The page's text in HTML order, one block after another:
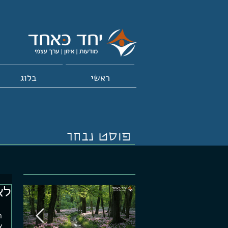
ראשי בלוג
פוסט נבחר